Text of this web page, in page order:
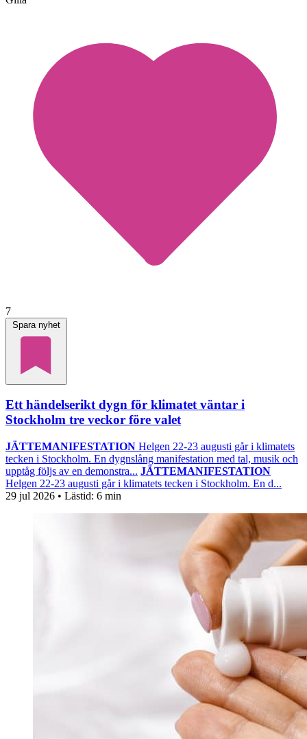
7
Spara nyhet
Ett händelserikt dygn för klimatet väntar i
Stockholm tre veckor före valet
JÄTTEMANIFESTATION Helgen 22-23 augusti går i klimatets
tecken i Stockholm. En dygnslång manifestation med tal, musik och
upptåg följs av en demonstra... JÄTTEMANIFESTATION
Helgen 22-23 augusti går i klimatets tecken i Stockholm. En d...
29 jul 2026 • Lästid: 6 min